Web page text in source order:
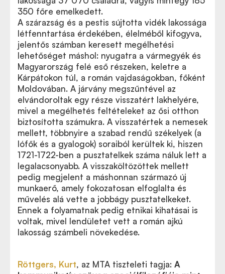
350 főre emelkedett.
A szárazság és a pestis sújtotta vidék lakossága
létfenntartása érdekében, élelméből kifogyva,
jelentős számban keresett megélhetési
lehetőséget máshol: nyugatra a vármegyék és
Magyarország felé eső részeken, keletre a
Kárpátokon túl, a román vajdaságokban, főként
Moldovában. A járvány megszűntével az
elvándoroltak egy része visszatért lakhelyére,
mivel a megélhetés feltételeket az ősi otthon
biztosította számukra. A visszatértek a nemesek
mellett, többnyire a szabad rendű székelyek (a
lófők és a gyalogok) soraiból kerültek ki, hiszen
1721-1722-ben a pusztatelkek száma náluk lett a
legalacsonyabb. A visszaköltözöttek mellett
pedig megjelent a máshonnan származó új
munkaerő, amely fokozatosan elfoglalta és
művelés alá vette a jobbágy pusztatelkeket.
Ennek a folyamatnak pedig etnikai kihatásai is
voltak, mivel lendületet vett a román ajkú
lakosság számbeli növekedése.
Röttgers, Kurt, az MTA tiszteleti tagja: A